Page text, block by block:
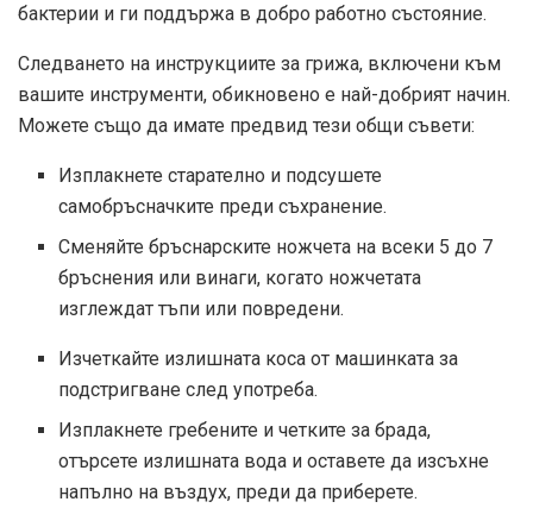
бактерии и ги поддържа в добро работно състояние.
Следването на инструкциите за грижа, включени към
вашите инструменти, обикновено е най-добрият начин.
Можете също да имате предвид тези общи съвети:
Изплакнете старателно и подсушете
самобръсначките преди съхранение.
Сменяйте бръснарските ножчета на всеки 5 до 7
бръснения или винаги, когато ножчетата
изглеждат тъпи или повредени.
Изчеткайте излишната коса от машинката за
подстригване след употреба.
Изплакнете гребените и четките за брада,
отърсете излишната вода и оставете да изсъхне
напълно на въздух, преди да приберете.